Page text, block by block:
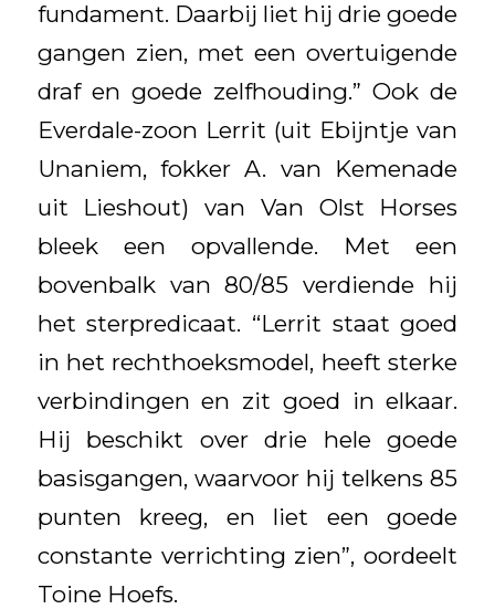
fundament. Daarbij liet hij drie goede
gangen zien, met een overtuigende
draf en goede zelfhouding.” Ook de
Everdale-zoon Lerrit (uit Ebijntje van
Unaniem, fokker A. van Kemenade
uit Lieshout) van Van Olst Horses
bleek een opvallende. Met een
bovenbalk van 80/85 verdiende hij
het sterpredicaat. “Lerrit staat goed
in het rechthoeksmodel, heeft sterke
verbindingen en zit goed in elkaar.
Hij beschikt over drie hele goede
basisgangen, waarvoor hij telkens 85
punten kreeg, en liet een goede
constante verrichting zien”, oordeelt
Toine Hoefs.